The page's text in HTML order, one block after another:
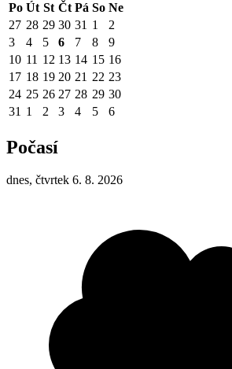
Po Út St Čt Pá So Ne
27 28 29 30 31 1
2
3
4 5 6 7 8
9
10 11 12 13 14 15 16
17 18 19 20 21 22 23
24 25 26 27 28 29 30
31 1 2 3 4 5 6
Počasí
dnes, čtvrtek 6. 8. 2026